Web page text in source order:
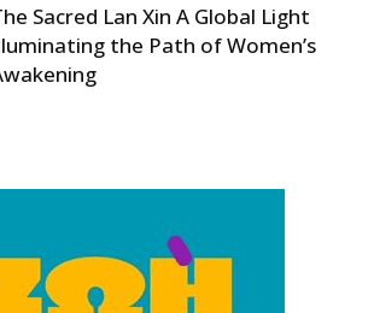
Sacred Lan Xin A Global Light
the Path of Women’s